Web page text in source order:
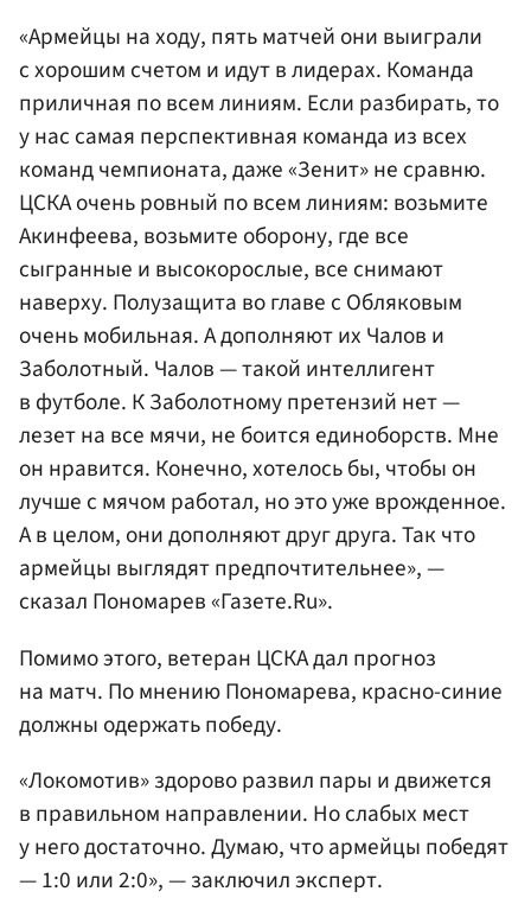
«Армейцы на ходу, пять матчей они выиграли
с хорошим счетом и идут в лидерах. Команда
приличная по всем линиям. Если разбирать, то
у нас самая перспективная команда из всех
команд чемпионата, даже «Зенит» не сравню.
ЦСКА очень ровный по всем линиям: возьмите
Акинфеева, возьмите оборону, где все
сыгранные и высокорослые, все снимают
наверху. Полузащита во главе с Обляковым
очень мобильная. А дополняют их Чалов и
Заболотный. Чалов — такой интеллигент
в футболе. К Заболотному претензий нет —
лезет на все мячи, не боится единоборств. Мне
он нравится. Конечно, хотелось бы, чтобы он
лучше с мячом работал, но это уже врожденное.
А в целом, они дополняют друг друга. Так что
армейцы выглядят предпочтительнее», —
сказал Пономарев «Газете.Ru».
Помимо этого, ветеран ЦСКА дал прогноз
на матч. По мнению Пономарева, красно-синие
должны одержать победу.
«Локомотив» здорово развил пары и движется
в правильном направлении. Но слабых мест
у него достаточно. Думаю, что армейцы победят
— 1:0 или 2:0», — заключил эксперт.